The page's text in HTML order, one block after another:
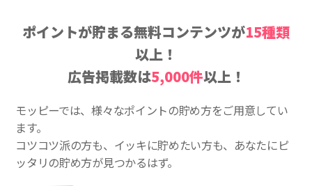
ポイントが貯まる無料コンテンツが15種類
以上！
広告掲載数は5,000件以上！
モッピーでは、様々なポイントの貯め方をご用意してい
ます。
コツコツ派の方も、イッキに貯めたい方も、あなたにピ
ッタリの貯め方が見つかるはず。